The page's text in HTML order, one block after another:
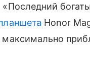
Honor
максимально